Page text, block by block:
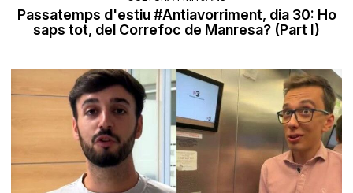
Passatemps d'estiu #Antiavorriment, dia 30: Ho
saps tot, del Correfoc de Manresa? (Part I)